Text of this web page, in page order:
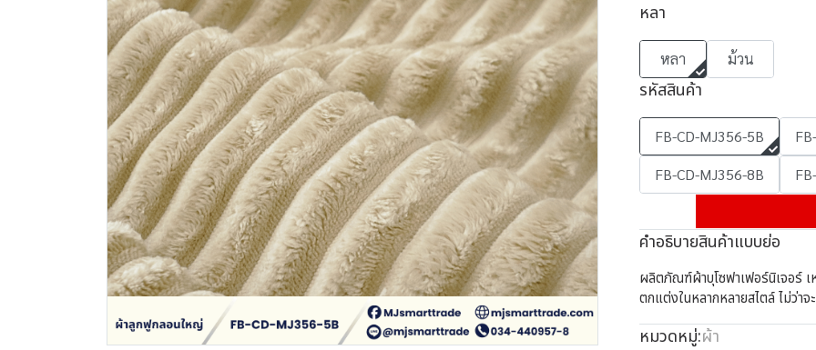
หลา
หลา ม้วน
รหัสสินค้า
FB-CD-MJ356-5B
FB-CD-MJ356-8B
คำอธิบายสินค้าแบบย่อ
ผลิตภัณฑ์ผ้าบุโซฟาเฟอร์นิเจอร์ เ
ตกแต่งในหลากหลายสไตล์ ไม่ว่า
หมวดหมู่:ผ้า